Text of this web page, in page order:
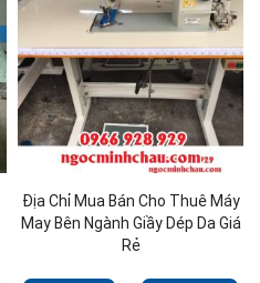
Địa Chỉ Mua Bán Cho Thuê Máy
May Bên Ngành Giầy Dép Da Giá
Rẻ